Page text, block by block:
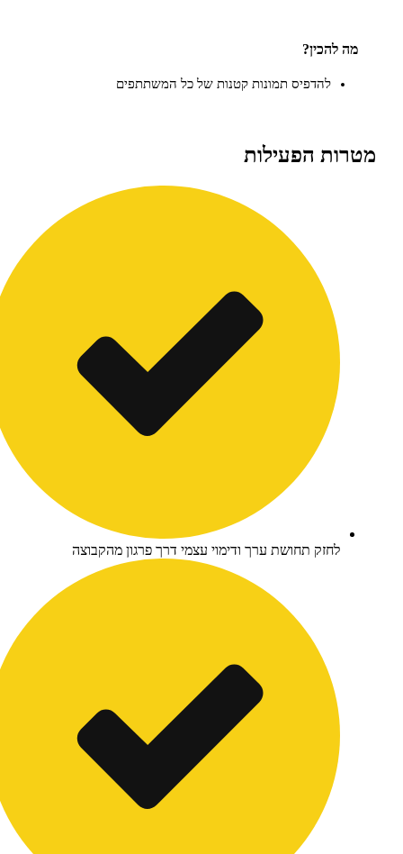
להדפיס תמונות קטנות של כל המשתתפים
הפעילות
תחושת ערך ודימוי עצמי דרך פרגון מהקבוצה